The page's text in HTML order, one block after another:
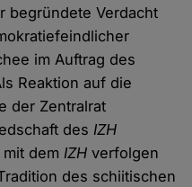
begründete Verdacht
im Auftrag des
Reaktion auf die
der Zentralrat
desIZH
mit demIZH verfolgen
des schiitischen